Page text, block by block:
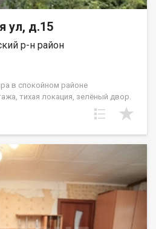
ул, д.15
р-н район
в спокойном районе
тихая локация, зелёный двор.
магазины,
детский сад и школы.
требует ремонта, и
разных вариантов ремонта.
Код пользователя: